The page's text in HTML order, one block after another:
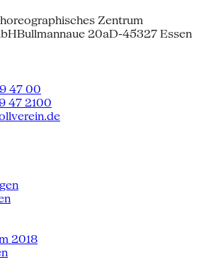
Zentrum
Bullmannaue 20aD-45327 Essen
47 00
47 2100
2018